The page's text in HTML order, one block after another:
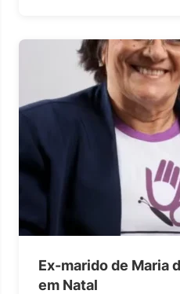
Ex-marido de Maria
em Natal